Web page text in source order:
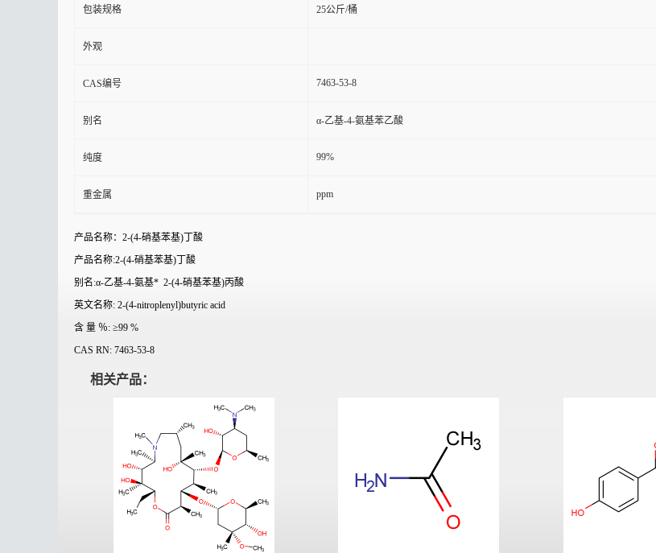
包装规格 25公斤/桶
外观
CAS编号 7463-53-8
别名 α-乙基-4-氨基苯乙酸
纯度 99%
重金属 ppm
产品名称：2-(4-硝基苯基)丁酸
产品名称:2-(4-硝基苯基)丁酸
别名:α-乙基-4-氨基* 2-(4-硝基苯基)丙酸
英文名称: 2-(4-nitroplenyl)butyric acid
含 量 ％: ≥99 %
CAS RN: 7463-53-8
相关产品：